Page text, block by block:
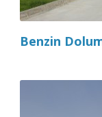
Benzin